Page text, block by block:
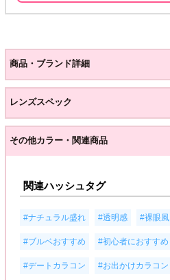
商品・ブランド詳細
レンズスペック
その他カラー・関連商品
関連ハッシュタグ
#ナチュラル盛れ #透明感 #裸眼風
#ブルベおすすめ #初心者におすすめ
#デートカラコン #お出かけカラコン